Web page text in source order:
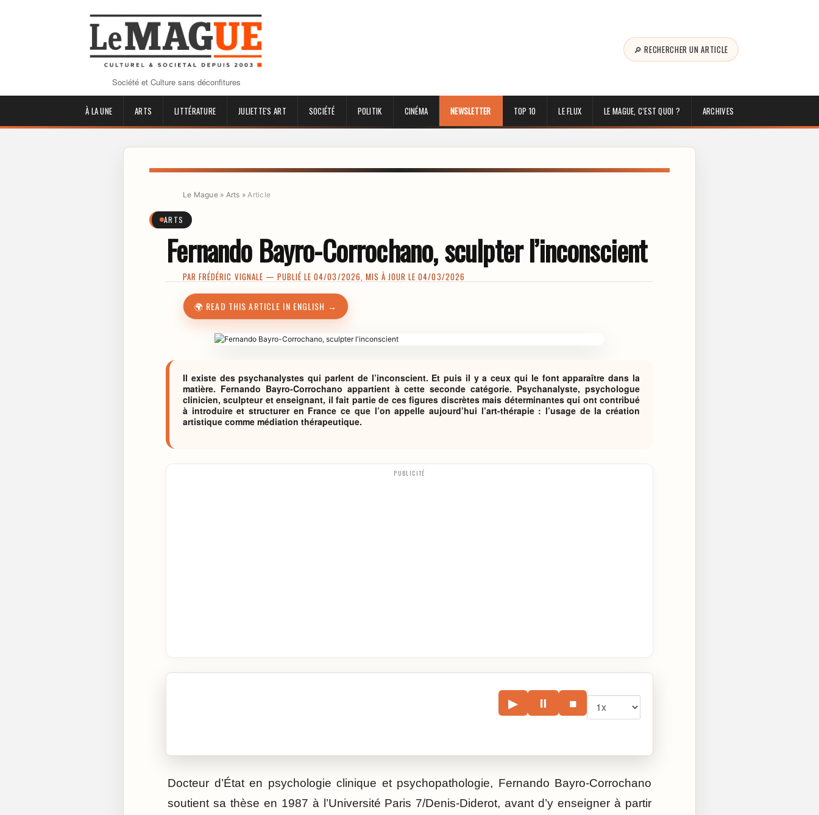
Société et Culture sans déconfitures
🔎 RECHERCHER UN ARTICLE
À LA UNE ARTS LITTÉRATURE JULIETTE'S ART SOCIÉTÉ POLITIK CINÉMA NEWSLETTER TOP 10 LE FLUX LE MAGUE, C’EST QUOI ? ARCHIVES
Le Mague» Arts » Article
ARTS
Fernando Bayro-Corrochano, sculpter l’inconscient
PARFRÉDÉRIC VIGNALE — PUBLIÉ LE 04/03/2026, MIS À JOUR LE 04/03/2026
🌍 READ THIS ARTICLE IN ENGLISH →
Il existe des psychanalystes qui parlent de l’inconscient. Et puis il y a ceux qui le font apparaître dans la
matière. Fernando Bayro-Corrochano appartient à cette seconde catégorie. Psychanalyste, psychologue
clinicien, sculpteur et enseignant, il fait partie de ces figures discrètes mais déterminantes qui ont contribué
à introduire et structurer en France ce que l’on appelle aujourd’hui l’art-thérapie : l’usage de la création
artistique comme médiation thérapeutique.
PUBLICITÉ
▶ ⏸ ■
Docteur d’État en psychologie clinique et psychopathologie, Fernando Bayro-Corrochano
soutient sa thèse en 1987 à l’Université Paris 7/Denis-Diderot, avant d’y enseigner à partir